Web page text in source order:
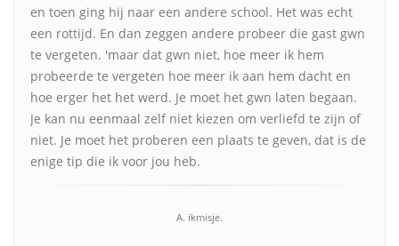
en toen ging hij naar een andere school. Het was echt
een rottijd. En dan zeggen andere probeer die gast gwn
te vergeten. 'maar dat gwn niet, hoe meer ik hem
probeerde te vergeten hoe meer ik aan hem dacht en
hoe erger het het werd. Je moet het gwn laten begaan.
Je kan nu eenmaal zelf niet kiezen om verliefd te zijn of
niet. Je moet het proberen een plaats te geven, dat is de
enige tip die ik voor jou heb.
A. ikmisje.